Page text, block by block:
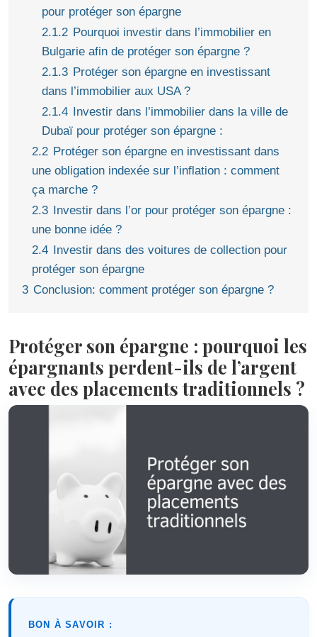
pour protéger son épargne
2.1.2 Pourquoi investir dans l’immobilier en
Bulgarie afin de protéger son épargne ?
2.1.3 Protéger son épargne en investissant
dans l’immobilier aux USA ?
2.1.4 Investir dans l’immobilier dans la ville de
Dubaï pour protéger son épargne :
2.2 Protéger son épargne en investissant dans
une obligation indexée sur l’inflation : comment
ça marche ?
2.3 Investir dans l’or pour protéger son épargne :
une bonne idée ?
2.4 Investir dans des voitures de collection pour
protéger son épargne
3 Conclusion: comment protéger son épargne ?
Protéger son épargne : pourquoi les
épargnants perdent-ils de l’argent
avec des placements traditionnels ?
BON À SAVOIR :